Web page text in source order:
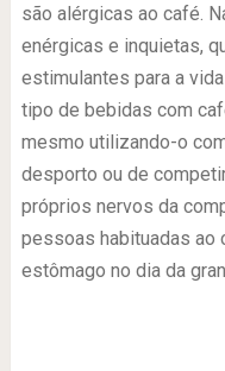
são alérgicas ao café.
enérgicas e inquietas,
estimulantes para a
tipo de bebidas com
mesmo utilizando-o
desporto ou de
próprios nervos da
pessoas habituadas ao
estômago no dia da